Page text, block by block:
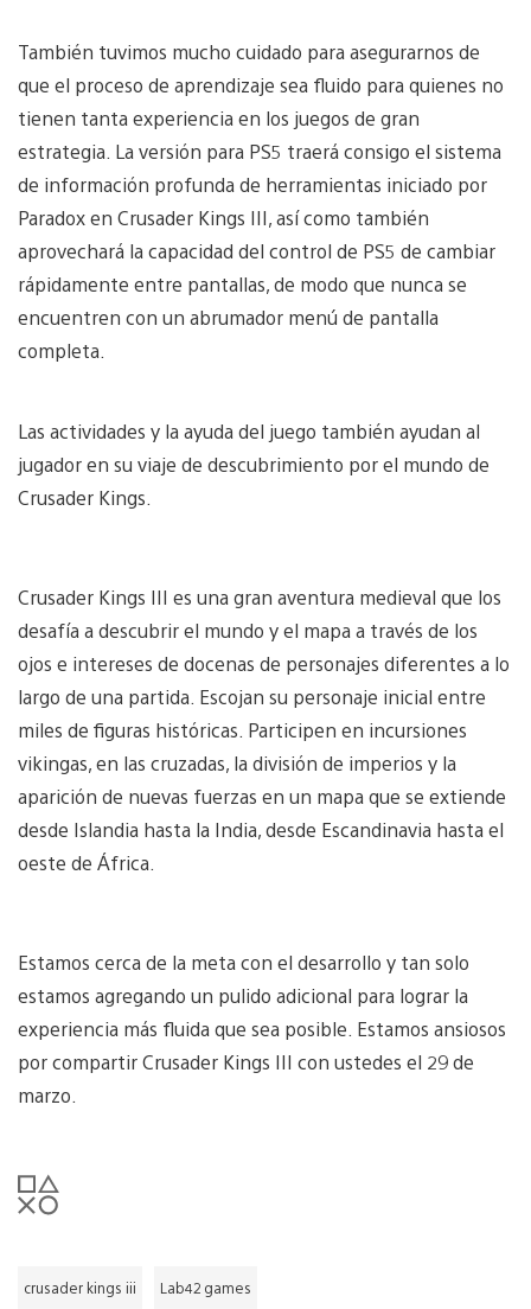
También tuvimos mucho cuidado para asegurarnos de
que el proceso de aprendizaje sea fluido para quienes no
tienen tanta experiencia en los juegos de gran
estrategia. La versión para PS5 traerá consigo el sistema
de información profunda de herramientas iniciado por
Paradox en Crusader Kings III, así como también
aprovechará la capacidad del control de PS5 de cambiar
rápidamente entre pantallas, de modo que nunca se
encuentren con un abrumador menú de pantalla
completa.
Las actividades y la ayuda del juego también ayudan al
jugador en su viaje de descubrimiento por el mundo de
Crusader Kings.
Crusader Kings III es una gran aventura medieval que los
desafía a descubrir el mundo y el mapa a través de los
ojos e intereses de docenas de personajes diferentes a lo
largo de una partida. Escojan su personaje inicial entre
miles de figuras históricas. Participen en incursiones
vikingas, en las cruzadas, la división de imperios y la
aparición de nuevas fuerzas en un mapa que se extiende
desde Islandia hasta la India, desde Escandinavia hasta el
oeste de África.
Estamos cerca de la meta con el desarrollo y tan solo
estamos agregando un pulido adicional para lograr la
experiencia más fluida que sea posible. Estamos ansiosos
por compartir Crusader Kings III con ustedes el 29 de
marzo.
crusader kings iii Lab42 games